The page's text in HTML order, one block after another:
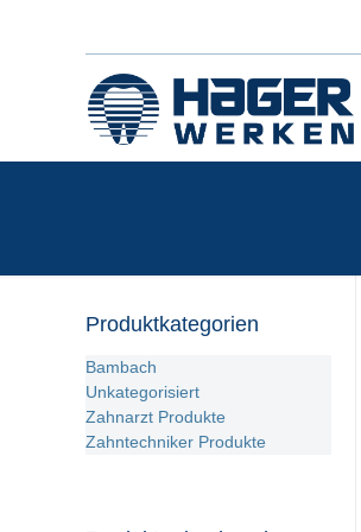
Produktkategorien
Bambach
Unkategorisiert
Zahnarzt Produkte
Zahntechniker Produkte